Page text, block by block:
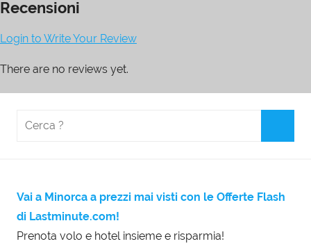
Recensioni
Login to Write Your Review
There are no reviews yet.
Vai a Minorca a prezzi mai visti con le Offerte Flash
di Lastminute.com!
Prenota volo e hotel insieme e risparmia!